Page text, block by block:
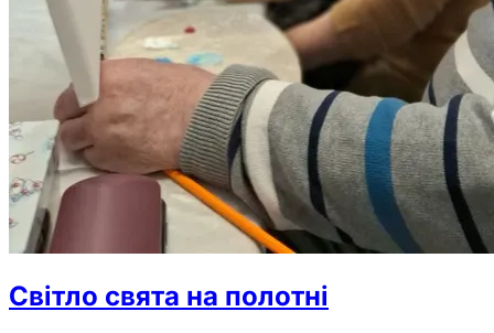
Світло свята на полотні